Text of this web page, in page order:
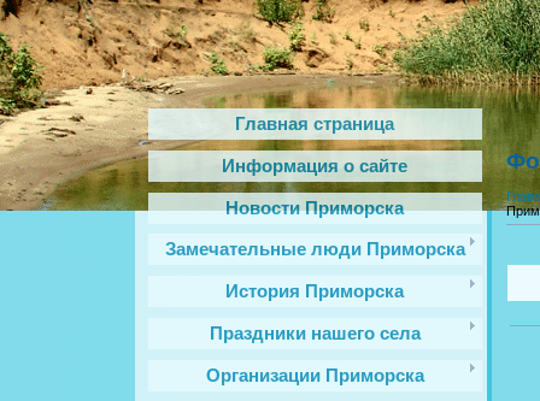
Главная страница
Информация о сайте
Новости Приморска
Замечательные люди Приморска
История Приморска
Праздники нашего села
Организации Приморска